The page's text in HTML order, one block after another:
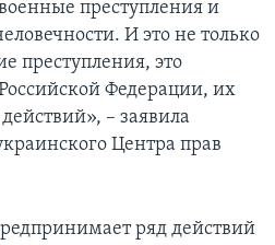
преступления и
И это не только
преступления, это
Федерации, их
– заявила
Центра прав
ряд действий